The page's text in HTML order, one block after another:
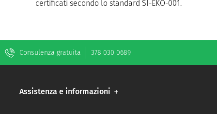
certificati secondo lo standard SI-EKO-001.
Consulenza gratuita 378 030 0689
Assistenza e informazioni